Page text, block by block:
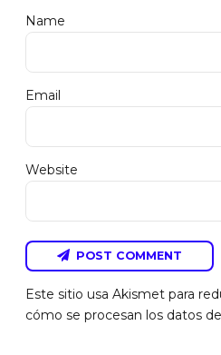
Name
Email
Website
POST COMMENT
Este sitio usa Akismet para
cómo se procesan los datos